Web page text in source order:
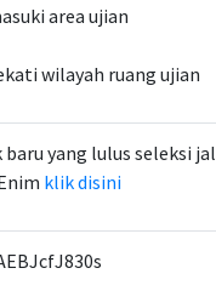
area ujian
wilayah ruang ujian
yang lulus seleksi
klik disini